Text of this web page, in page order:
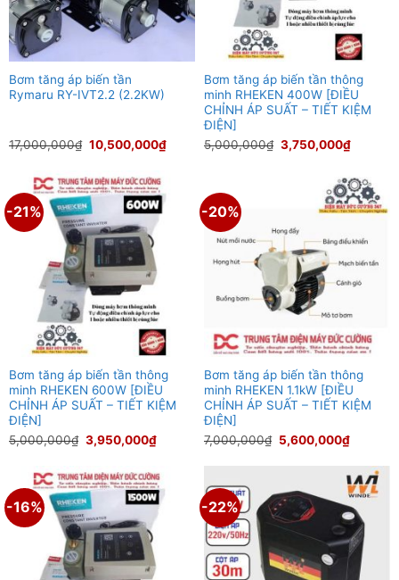
Bơm tăng áp biến tần
Rymaru RY-IVT2.2 (2.2KW)
17,000,000₫ Giá
gốc
17,000,000₫.
10,500,000₫Giá
10,500,000₫.
Bơm tăng áp biến tần thông
minh RHEKEN 400W [ĐIỀU
CHỈNH ÁP SUẤT – TIẾT KIỆM
ĐIỆN]
5,000,000₫ Giá
gốc
5,000,000₫.
3,750,000₫Giá
là:
-21%
Bơm tăng áp biến tần thông
minh RHEKEN 600W [ĐIỀU
CHỈNH ÁP SUẤT – TIẾT KIỆM
ĐIỆN]
5,000,000₫ Giá
gốc
5,000,000₫.
3,950,000₫Giá
là:
3,950,000₫.
-20%
Bơm tăng áp biến tần thông
minh RHEKEN 1.1kW [ĐIỀU
CHỈNH ÁP SUẤT – TIẾT KIỆM
ĐIỆN]
7,000,000₫ Giá
gốc
7,000,000₫.
5,600,000₫Giá
là:
-16% -22%